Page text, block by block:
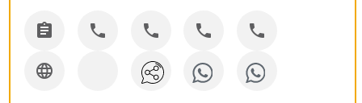
    
